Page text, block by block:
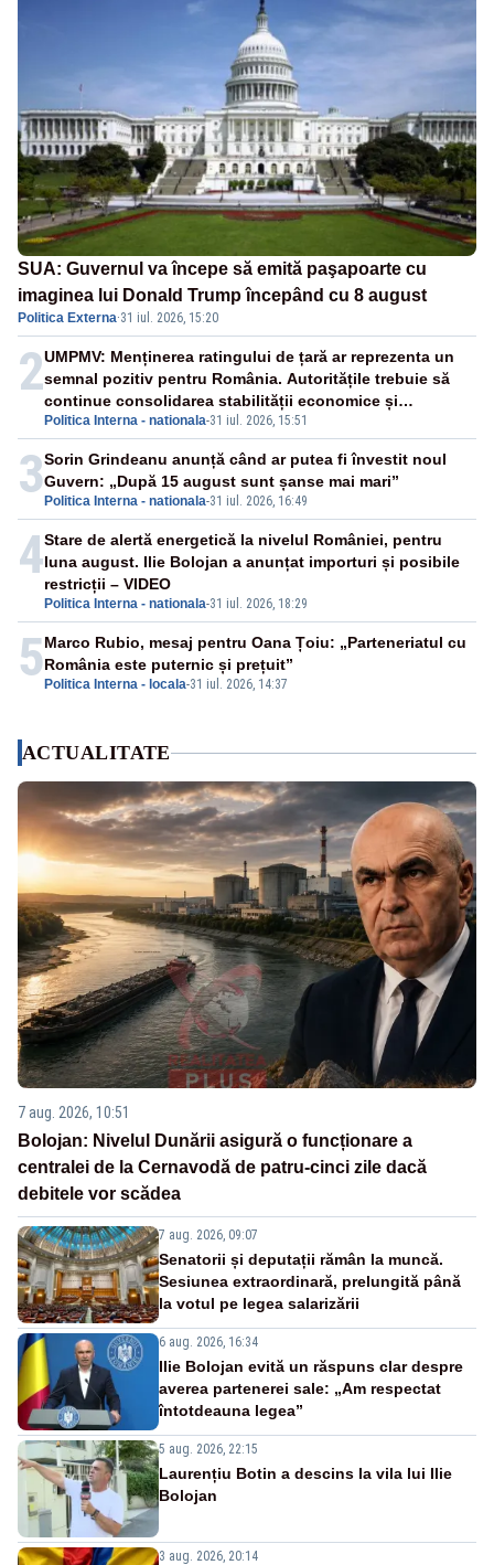
SUA: Guvernul va începe să emită paşapoarte cu
imaginea lui Donald Trump începând cu 8 august
Politica Externa·31 iul. 2026, 15:20
2
Politica Interna - nationala-31 iul. 2026, 15:51
UMPMV: Menținerea ratingului de țară ar reprezenta un
semnal pozitiv pentru România. Autoritățile trebuie să
continue consolidarea stabilității economice și
financiare
3 Politica Interna - nationala-31 iul. 2026, 16:49
Sorin Grindeanu anunță când ar putea fi învestit noul
Guvern: „După 15 august sunt șanse mai mari”
4
Politica Interna - nationala-31 iul. 2026, 18:29
Stare de alertă energetică la nivelul României, pentru
luna august. Ilie Bolojan a anunțat importuri și posibile
restricții – VIDEO
5 Politica Interna - locala-31 iul. 2026, 14:37
Marco Rubio, mesaj pentru Oana Țoiu: „Parteneriatul cu
România este puternic și prețuit”
ACTUALITATE
7 aug. 2026, 10:51
Bolojan: Nivelul Dunării asigură o funcționare a
centralei de la Cernavodă de patru-cinci zile dacă
debitele vor scădea
7 aug. 2026, 09:07
Senatorii și deputații rămân la muncă.
Sesiunea extraordinară, prelungită până
la votul pe legea salarizării
6 aug. 2026, 16:34
Ilie Bolojan evită un răspuns clar despre
averea partenerei sale: „Am respectat
întotdeauna legea”
5 aug. 2026, 22:15
Laurențiu Botin a descins la vila lui Ilie
Bolojan
3 aug. 2026, 20:14